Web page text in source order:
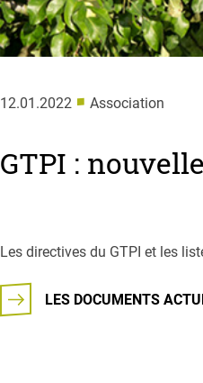
12.01.2022 ■ Association
GTPI :
Les directives du GTPI et les
LES DOCUMENTS